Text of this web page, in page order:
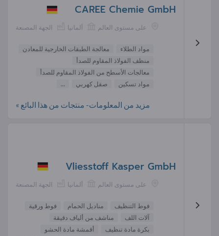
CAREE Chemie GmbH
الجهة المصنعة ألمانيا على مستوى العالم
مواد الطلاء
معالجة الطبقات الخارجية للمعادن
منظف الفولاذ المقاوم للصدأ
معالجات الأسطح من الفولاذ المقاوم للصدأ
مواد تسكين
صقل كهربي ...
مزيد من المعلومات- منتجات من هذا البائع »
Vliesstoff Kasper GmbH
الجهة المصنعة ألمانيا على مستوى العالم
فوط التنظيف مناديل الحمام
فوط ورقية
آلات اللف
مناشف من ألياف دقيقة
بكرة مادة تنظيف
أقمشة مادة الحشو